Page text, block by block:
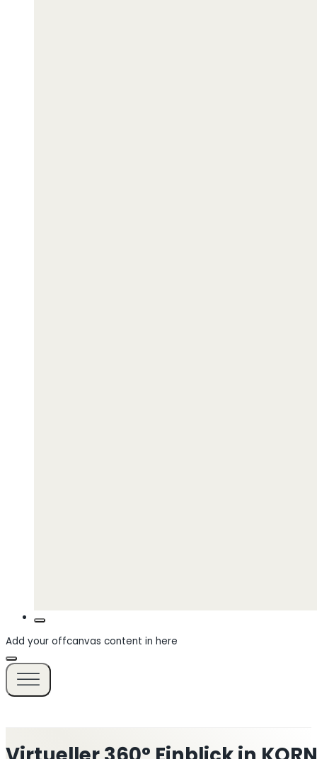
Add your offcanvas content in here